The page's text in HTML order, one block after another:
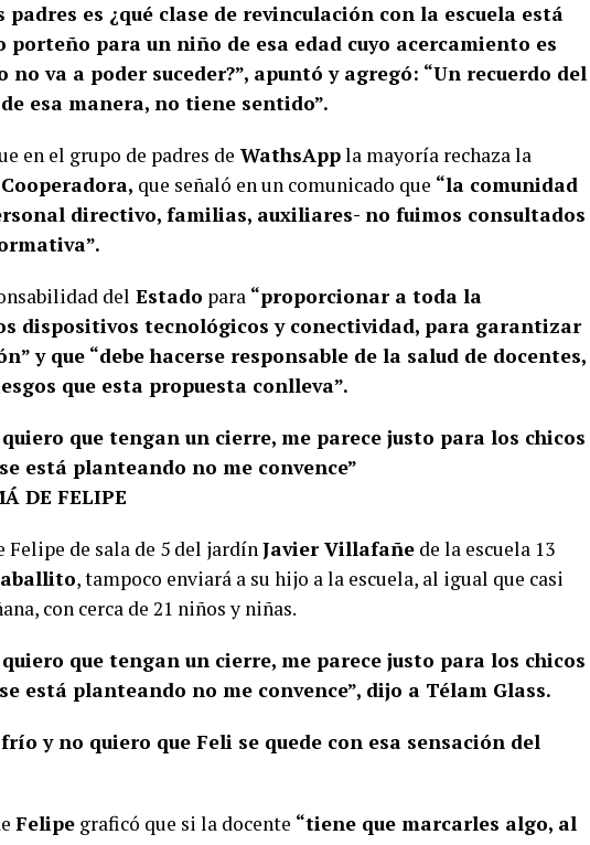
es ¿qué clase de revinculación con la escuela está
para un niño de esa edad cuyo acercamiento es
no va a poder suceder?”, apuntó y agregó: “Un recuerdo del
esa manera, no tiene sentido”.
en el grupo de padres de WathsAppla mayoría rechaza la
Cooperadora, que señaló en un comunicado que “la comunidad
directivo, familias, auxiliares- no fuimos consultados
del Estado para “proporcionar a toda la
dispositivos tecnológicos y conectividad, para garantizar
y que “debe hacerse responsable de la salud de docentes,
que esta propuesta conlleva”.
que tengan un cierre, me parece justo para los chicos
está planteando no me convence”
DE FELIPE
Felipe de sala de 5 del jardínJavier Villafañe de la escuela 13
, tampoco enviará a su hijo a la escuela, al igual que casi
con cerca de 21 niños y niñas.
que tengan un cierre, me parece justo para los chicos
está planteando no me convence”, dijo a Télam Glass.
y no quiero que Feli se quede con esa sensación del
Felipe graficó que si la docente “tiene que marcarles algo, al